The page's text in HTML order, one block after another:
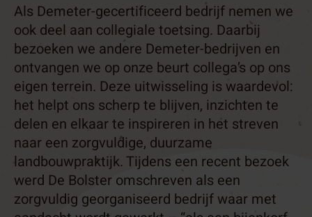
Als Demeter-gecertificeerd bedrijf nemen we
ook deel aan collegiale toetsing. Daarbij
bezoeken we andere Demeter-bedrijven en
ontvangen we op onze beurt collega’s op ons
eigen terrein. Deze uitwisseling is waardevol:
het helpt ons scherp te blijven, inzichten te
delen en elkaar te inspireren in het streven
naar een zorgvuldige, duurzame
landbouwpraktijk. Tijdens een recent bezoek
werd De Bolster omschreven als een
zorgvuldig georganiseerd bedrijf waar met